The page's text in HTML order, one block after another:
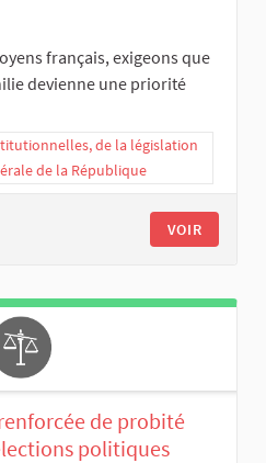
français, exigeons que
devienne une priorité
de la législation
de la République
VOIR
de probité
politiques